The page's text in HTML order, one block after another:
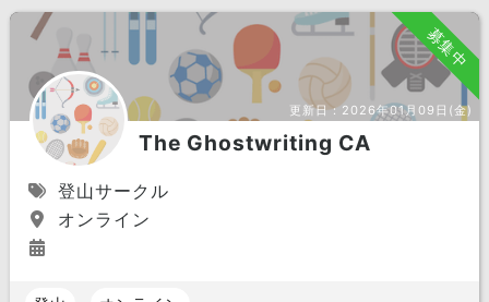
募集中
更新日： 2026年01月09日(金)
The Ghostwriting CA
登山サークル
オンライン